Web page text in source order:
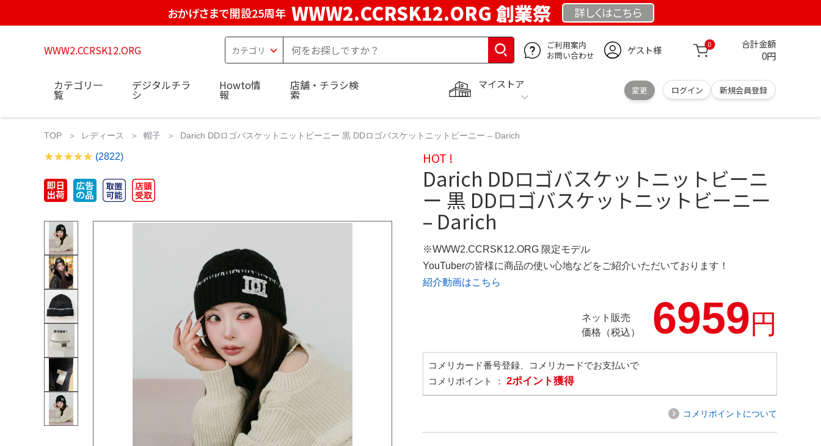
おかげさまで開設25周年 WWW2.CCRSK12.ORG 創業祭 詳しくはこちら
WWW2.CCRSK12.ORG
ご利用案内
お問い合わせ
ゲスト様 0 合計金額
0円
マイストア
変更 ログイン 新規会員登録
カテゴリ一
覧
デジタルチラ
シ
Howto情
報
店舗・チラシ検
索
TOP レディース 帽子 Darich DDロゴバスケットニットビーニー 黒 DDロゴバスケットニットビーニー – Darich
(2822) HOT !
Darich DDロゴバスケットニットビーニ
ー 黒 DDロゴバスケットニットビーニー
– Darich
※WWW2.CCRSK12.ORG 限定モデル
YouTuberの皆様に商品の使い心地などをご紹介いただいております！
紹介動画はこちら
ネット販売
価格（税込）
6959円
コメリカード番号登録、コメリカードでお支払いで
コメリポイント ： 2ポイント獲得
コメリポイントについて